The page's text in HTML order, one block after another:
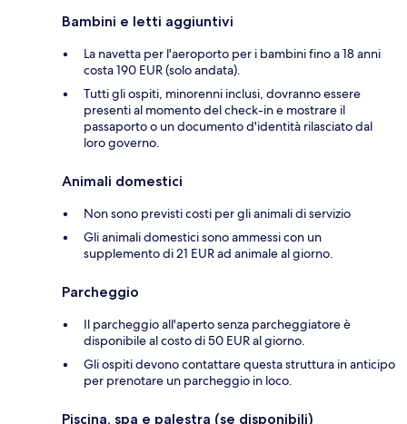
Bambini e letti aggiuntivi
La navetta per l'aeroporto per i bambini fino a 18 anni
costa 190 EUR (solo andata).
Tutti gli ospiti, minorenni inclusi, dovranno essere
presenti al momento del check-in e mostrare il
passaporto o un documento d'identità rilasciato dal
loro governo.
Animali domestici
Non sono previsti costi per gli animali di servizio
Gli animali domestici sono ammessi con un
supplemento di 21 EUR ad animale al giorno.
Parcheggio
Il parcheggio all'aperto senza parcheggiatore è
disponibile al costo di 50 EUR al giorno.
Gli ospiti devono contattare questa struttura in anticipo
per prenotare un parcheggio in loco.
Piscina, spa e palestra (se disponibili)